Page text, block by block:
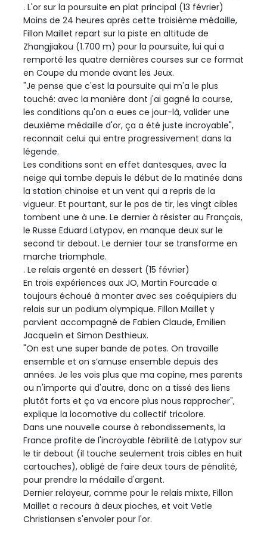
. L'or sur la poursuite en plat principal (13 février)
Moins de 24 heures après cette troisième médaille,
Fillon Maillet repart sur la piste en altitude de
Zhangjiakou (1.700 m) pour la poursuite, lui qui a
remporté les quatre dernières courses sur ce format
en Coupe du monde avant les Jeux.
"Je pense que c'est la poursuite qui m'a le plus
touché: avec la manière dont j'ai gagné la course,
les conditions qu'on a eues ce jour-là, valider une
deuxième médaille d'or, ça a été juste incroyable",
reconnait celui qui entre progressivement dans la
légende.
Les conditions sont en effet dantesques, avec la
neige qui tombe depuis le début de la matinée dans
la station chinoise et un vent qui a repris de la
vigueur. Et pourtant, sur le pas de tir, les vingt cibles
tombent une à une. Le dernier à résister au Français,
le Russe Eduard Latypov, en manque deux sur le
second tir debout. Le dernier tour se transforme en
marche triomphale.
. Le relais argenté en dessert (15 février)
En trois expériences aux JO, Martin Fourcade a
toujours échoué à monter avec ses coéquipiers du
relais sur un podium olympique. Fillon Maillet y
parvient accompagné de Fabien Claude, Emilien
Jacquelin et Simon Desthieux.
"On est une super bande de potes. On travaille
ensemble et on s’amuse ensemble depuis des
années. Je les vois plus que ma copine, mes parents
ou n'importe qui d'autre, donc on a tissé des liens
plutôt forts et ça va encore plus nous rapprocher",
explique la locomotive du collectif tricolore.
Dans une nouvelle course à rebondissements, la
France profite de l'incroyable fébrilité de Latypov sur
le tir debout (il touche seulement trois cibles en huit
cartouches), obligé de faire deux tours de pénalité,
pour prendre la médaille d'argent.
Dernier relayeur, comme pour le relais mixte, Fillon
Maillet a recours à deux pioches, et voit Vetle
Christiansen s'envoler pour l'or.